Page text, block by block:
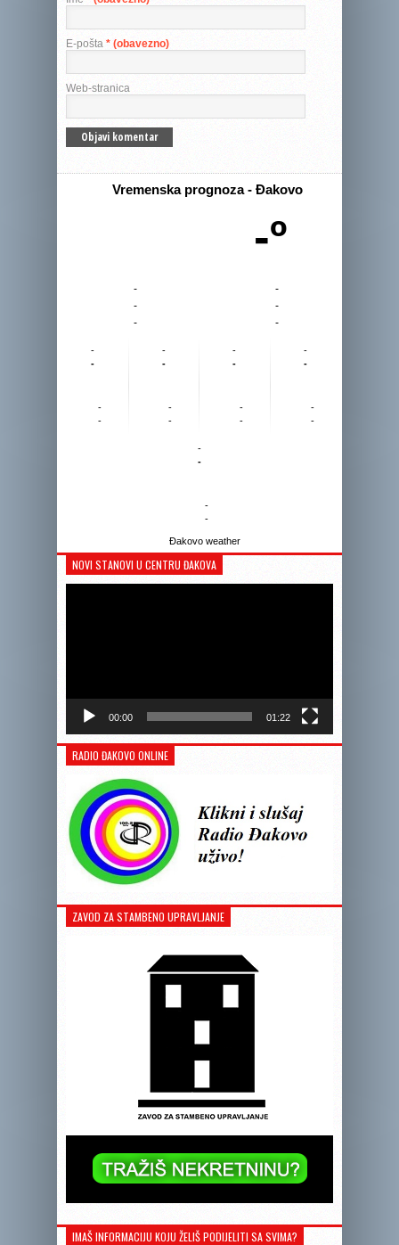
E-pošta * (obavezno)
Web-stranica
Vremenska prognoza - Đakovo
-º
-
-
-
-
-
-
-
-
-
-
-
-
-
-
-
-
-
-
-
-
-
-
-
-
-
-
Đakovo weather
NOVI STANOVI U CENTRU ĐAKOVA
00:00 01:22
RADIO ĐAKOVO ONLINE
ZAVOD ZA STAMBENO UPRAVLJANJE
IMAŠ INFORMACIJU KOJU ŽELIŠ PODIJELITI SA SVIMA?